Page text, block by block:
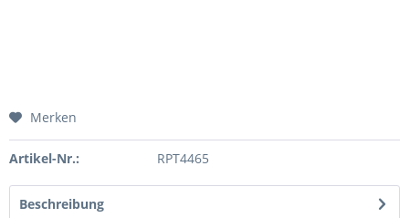
Merken
Artikel-Nr.: RPT4465
Beschreibung